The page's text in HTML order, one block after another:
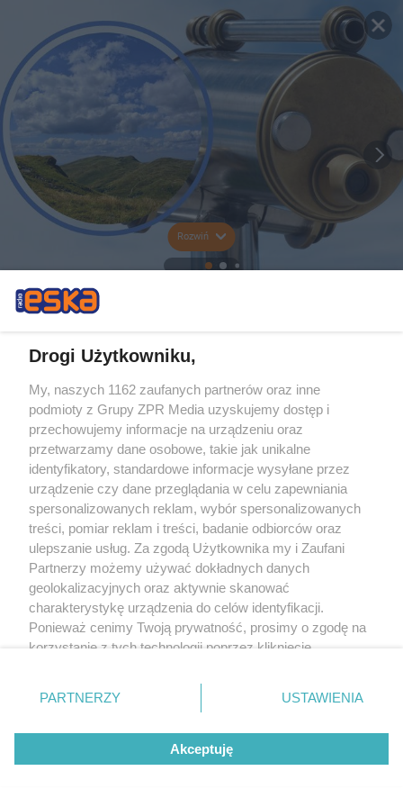
Rozwiń
Drogi Użytkowniku,
My, naszych 1162 zaufanych partnerów oraz inne
podmioty z Grupy ZPR Media uzyskujemy dostęp i
przechowujemy informacje na urządzeniu oraz
przetwarzamy dane osobowe, takie jak unikalne
identyfikatory, standardowe informacje wysyłane przez
urządzenie czy dane przeglądania w celu zapewniania
spersonalizowanych reklam, wybór spersonalizowanych
treści, pomiar reklam i treści, badanie odbiorców oraz
ulepszanie usług. Za zgodą Użytkownika my i Zaufani
Partnerzy możemy używać dokładnych danych
geolokalizacyjnych oraz aktywnie skanować
charakterystykę urządzenia do celów identyfikacji.
Ponieważ cenimy Twoją prywatność, prosimy o zgodę na
korzystanie z tych technologii poprzez kliknięcie
zmienić/wycofać klikając przycisk ustawień prywatności
znajdujący się w lewym dolnym rogu strony
rodzaje przetwarzania danych nie wymagają zgody
użytkownika, ale masz prawo sprzeciwić się takiemu
przetwarzaniu. Preferencje będą miały zastosowanie tylko
PARTNERZY USTAWIENIA
Akceptuję